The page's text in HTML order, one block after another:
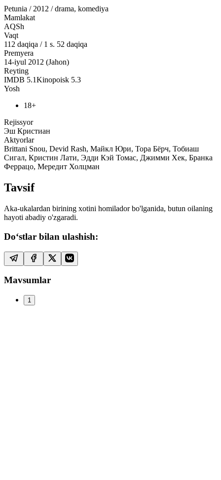
Petunia / 2012 / drama, komediya
Mamlakat
AQSh
Vaqt
112 daqiqa / 1 s. 52 daqiqa
Premyera
14-iyul 2012 (Jahon)
Reyting
IMDB 5.1Kinopoisk 5.3
Yosh
18+
Rejissyor
Эш Кристиан
Aktyorlar
Brittani Snou, Devid Rash, Майкл Юри, Тора Бёрч, Тобиаш
Сигал, Кристин Лати, Эдди Кэй Томас, Джимми Хек, Бранка
Феррацо, Мередит Холцман
Tavsif
Aka-ukalardan birining xotini homilador bo'lganida, butun oilaning
hayoti abadiy o'zgaradi.
Do‘stlar bilan ulashish:
Mavsumlar
1